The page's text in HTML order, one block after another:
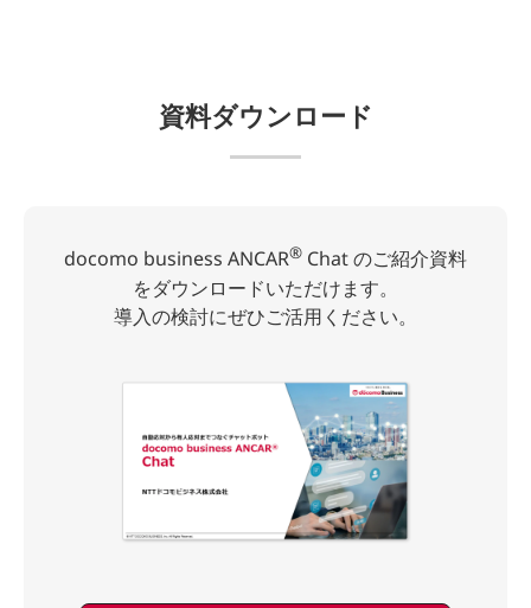
資料ダウンロード
docomo business ANCAR® Chat のご紹介資料
をダウンロードいただけます。
導入の検討にぜひご活用ください。